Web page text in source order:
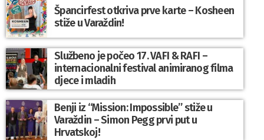
Špancirfest otkriva prve karte – Kosheen
stiže u Varaždin!
Službeno je počeo 17. VAFI & RAFI –
internacionalni festival animiranog filma
djece i mladih
Benji iz “Mission: Impossible” stiže u
Varaždin – Simon Pegg prvi put u
Hrvatskoj!